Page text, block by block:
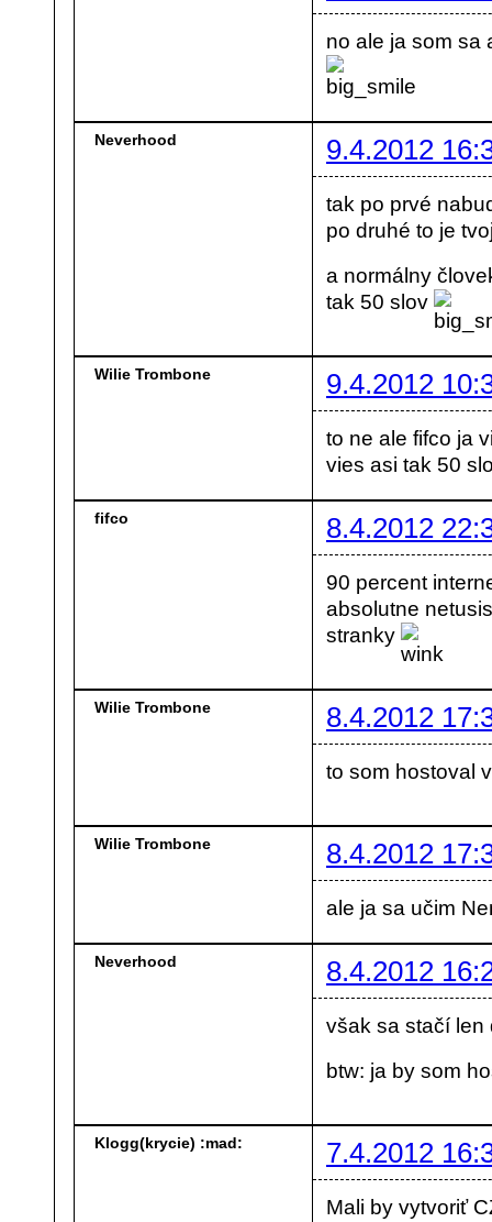
no ale ja som sa
Neverhood 9.4.2012
tak po prvé
po druhé to je
a normálny
tak 50 slov
Wilie Trombone 9.4.2012
to ne ale fifco ja
vies asi tak 50
fifco 8.4.2012
90 percent
absolutne
stranky
Wilie Trombone 8.4.2012
to som hostoval
Wilie Trombone 8.4.2012
ale ja sa učim
Neverhood 8.4.2012
však sa stačí
btw: ja by som
Klogg(krycie) :mad: 7.4.2012
Mali by vytvoriť